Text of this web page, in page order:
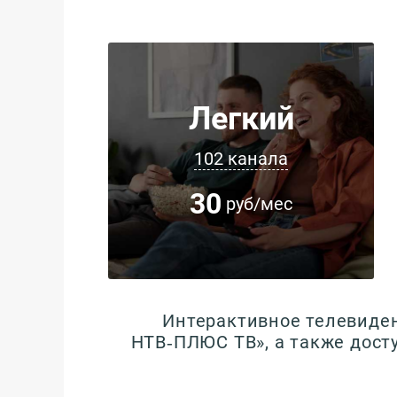
Легкий
102 канала
30 руб/мес
Интерактивное
НТВ‑ПЛЮС ТВ», а также